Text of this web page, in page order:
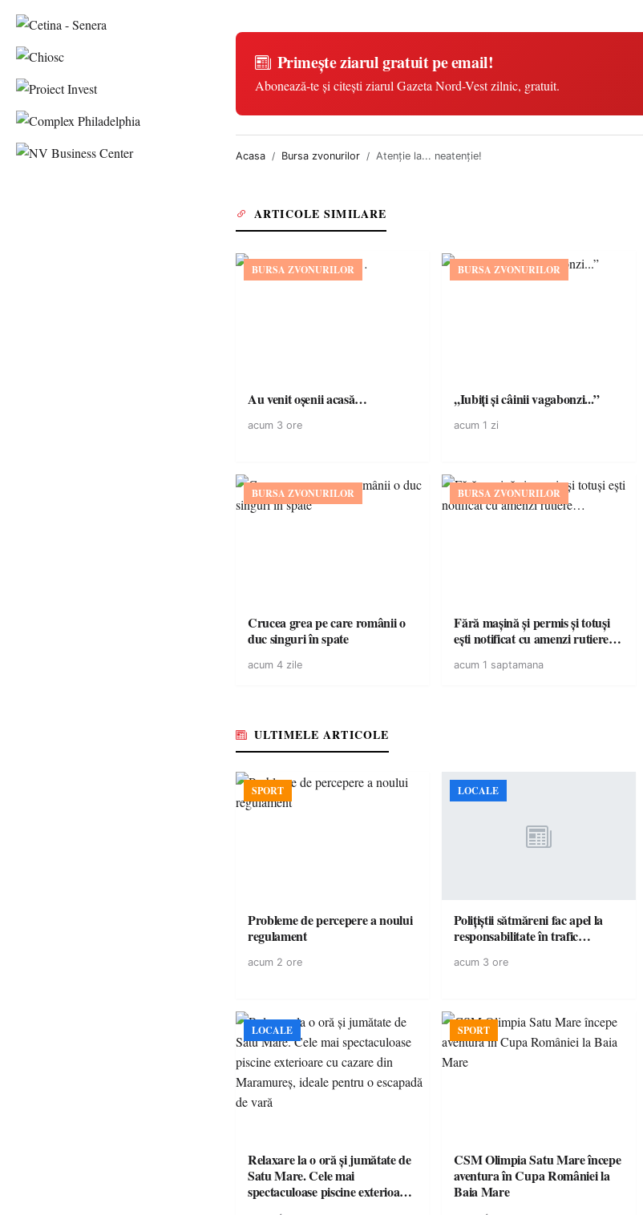
Primește ziarul gratuit pe email!
Abonează-te și citești ziarul Gazeta Nord-Vest zilnic, gratuit.
Acasa Bursa zvonurilor Atenție la... neatenție!
ARTICOLE SIMILARE
BURSA ZVONURILOR
Au venit oșenii acasă…
acum 3 ore
BURSA ZVONURILOR
,,Iubiți și câinii vagabonzi...”
acum 1 zi
BURSA ZVONURILOR
Crucea grea pe care românii o
duc singuri în spate
acum 4 zile
BURSA ZVONURILOR
Fără mașină și permis și totuși
ești notificat cu amenzi rutiere…
acum 1 saptamana
ULTIMELE ARTICOLE
SPORT
Probleme de percepere a noului
regulament
acum 2 ore
LOCALE
Polițiștii sătmăreni fac apel la
responsabilitate în trafic…
acum 3 ore
LOCALE
Relaxare la o oră și jumătate de
Satu Mare. Cele mai
spectaculoase piscine exterioare
SPORT
CSM Olimpia Satu Mare începe
aventura în Cupa României la
Baia Mare